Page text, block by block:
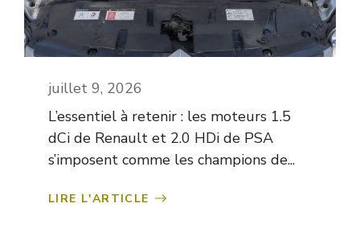
juillet 9, 2026
L’essentiel à retenir : les moteurs 1.5
dCi de Renault et 2.0 HDi de PSA
s’imposent comme les champions de...
LIRE L'ARTICLE